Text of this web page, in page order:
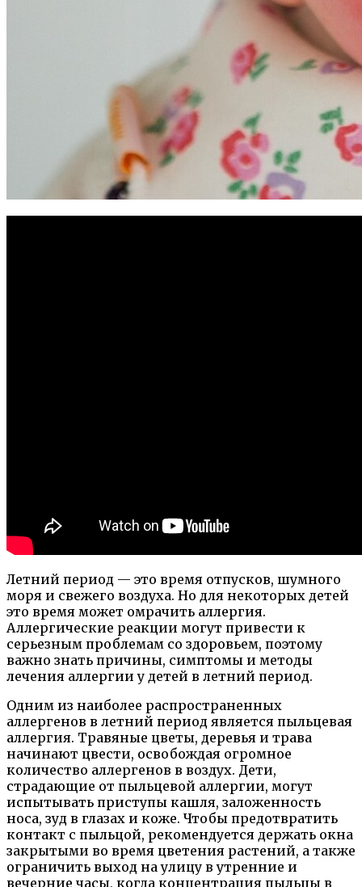
Летний период — это время отпусков, шумного
моря и свежего воздуха. Но для некоторых детей
это время может омрачить аллергия.
Аллергические реакции могут привести к
серьезным проблемам со здоровьем, поэтому
важно знать причины, симптомы и методы
лечения аллергии у детей в летний период.
Одним из наиболее распространенных
аллергенов в летний период является пыльцевая
аллергия. Травяные цветы, деревья и трава
начинают цвести, освобождая огромное
количество аллергенов в воздух. Дети,
страдающие от пыльцевой аллергии, могут
испытывать приступы кашля, заложенность
носа, зуд в глазах и коже. Чтобы предотвратить
контакт с пыльцой, рекомендуется держать окна
закрытыми во время цветения растений, а также
ограничить выход на улицу в утренние и
вечерние часы, когда концентрация пыльцы в